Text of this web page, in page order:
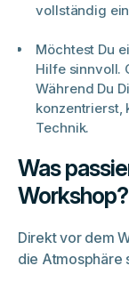
vollständig
Möchtest Du
Hilfe sinnvoll.
Während Du
konzentrierst,
Technik.
Was
Workshop?
Direkt vor dem
die Atmosphäre